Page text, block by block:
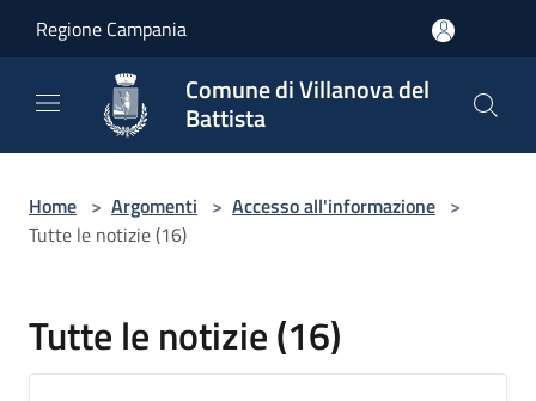
Regione Campania
Comune di Villanova del
Battista
Home > Argomenti > Accesso all'informazione >
Tutte le notizie (16)
Tutte le notizie (16)